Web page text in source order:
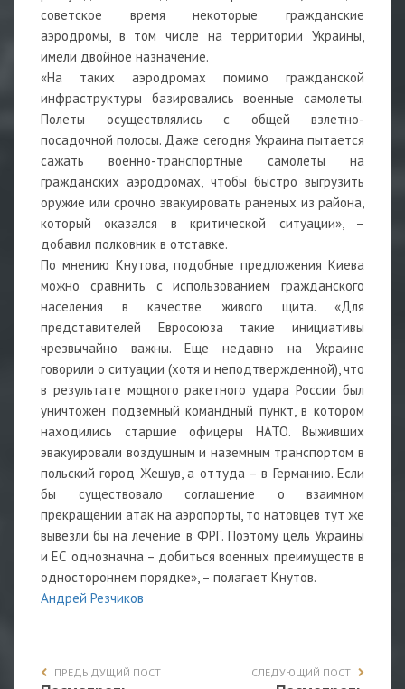
советское время некоторые гражданские
аэродромы, в том числе на территории Украины,
имели двойное назначение.
«На таких аэродромах помимо гражданской
инфраструктуры базировались военные самолеты.
Полеты осуществлялись с общей взлетно-
посадочной полосы. Даже сегодня Украина пытается
сажать военно-транспортные самолеты на
гражданских аэродромах, чтобы быстро выгрузить
оружие или срочно эвакуировать раненых из района,
который оказался в критической ситуации», –
добавил полковник в отставке.
По мнению Кнутова, подобные предложения Киева
можно сравнить с использованием гражданского
населения в качестве живого щита. «Для
представителей Евросоюза такие инициативы
чрезвычайно важны. Еще недавно на Украине
говорили о ситуации (хотя и неподтвержденной), что
в результате мощного ракетного удара России был
уничтожен подземный командный пункт, в котором
находились старшие офицеры НАТО. Выживших
эвакуировали воздушным и наземным транспортом в
польский город Жешув, а оттуда – в Германию. Если
бы существовало соглашение о взаимном
прекращении атак на аэропорты, то натовцев тут же
вывезли бы на лечение в ФРГ. Поэтому цель Украины
и ЕС однозначна – добиться военных преимуществ в
одностороннем порядке», – полагает Кнутов.
Андрей Резчиков
ПРЕДЫДУЩИЙ ПОСТ СЛЕДУЮЩИЙ ПОСТ